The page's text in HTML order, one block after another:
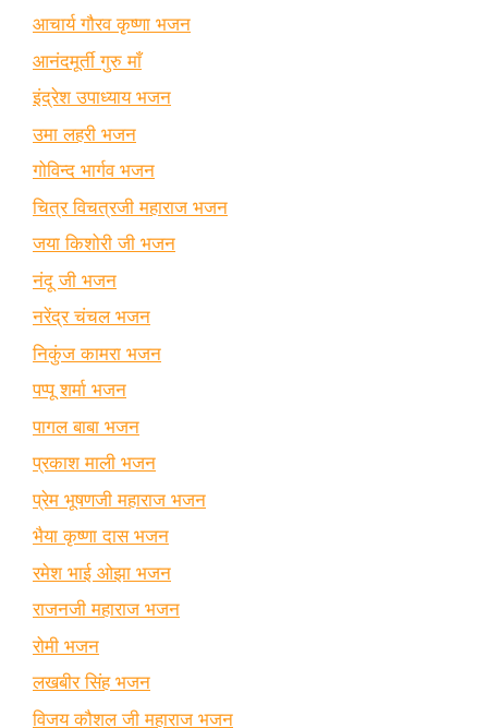
आचार्य गौरव कृष्णा भजन
आनंदमूर्ती गुरु माँ
इंद्रेश उपाध्याय भजन
उमा लहरी भजन
गोविन्द भार्गव भजन
चित्र विचत्रजी महाराज भजन
जया किशोरी जी भजन
नंदू जी भजन
नरेंद्र चंचल भजन
निकुंज कामरा भजन
पप्पू शर्मा भजन
पागल बाबा भजन
प्रकाश माली भजन
प्रेम भूषणजी महाराज भजन
भैया कृष्णा दास भजन
रमेश भाई ओझा भजन
राजनजी महाराज भजन
रोमी भजन
लखबीर सिंह भजन
विजय कौशल जी महाराज भजन